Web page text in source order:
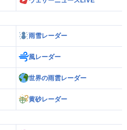
雨雪レーダー
風レーダー
世界の雨雲レーダー
黄砂レーダー